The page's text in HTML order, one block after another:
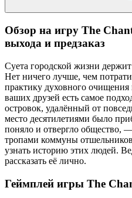
Обзор на игру The
выхода и предзаказ
Cуета городской жизни
Нет ничего лучше, чем
практику духовного
ваших друзей есть самое
островок, удалённый от
место десятилетиями было
поняло и отвергло общество,
тропами коммуны
узнать историю этих людей.
рассказать её лично.
Геймплей игры The